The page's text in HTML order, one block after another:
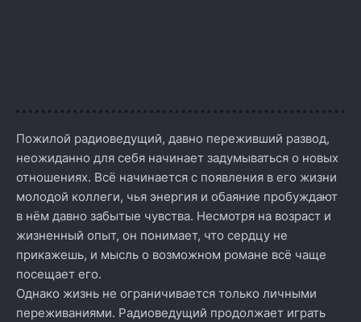
Пожилой радиоведущий, давно переживший развод,
неожиданно для себя начинает задумываться о новых
отношениях. Всё начинается с появления в его жизни
молодой коллеги, чья энергия и обаяние пробуждают
в нём давно забытые чувства. Несмотря на возраст и
жизненный опыт, он понимает, что сердцу не
прикажешь, и мысль о возможном романе всё чаще
посещает его.
Однако жизнь не ограничивается только личными
переживаниями. Радиоведущий продолжает играть